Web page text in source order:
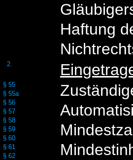
Haftung
2.
§ 55
§ 55a
§ 56
§ 57
§ 58
§ 59
§ 60
§ 61
§ 62